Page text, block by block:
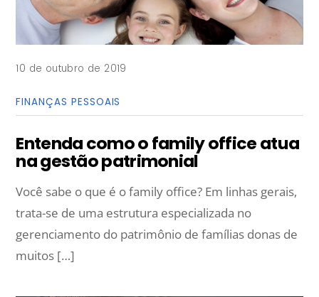
10 de outubro de 2019
FINANÇAS PESSOAIS
Entenda como o family office atua
na gestão patrimonial
Você sabe o que é o family office? Em linhas gerais,
trata-se de uma estrutura especializada no
gerenciamento do patrimônio de famílias donas de
muitos […]